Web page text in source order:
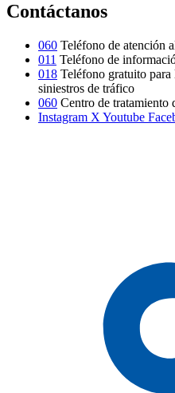
Contáctanos
060 Teléfono de atención
011 Teléfono de
018 Teléfono gratuito para
siniestros de tráfico
060 Centro de tratamiento
Instagram X Youtube